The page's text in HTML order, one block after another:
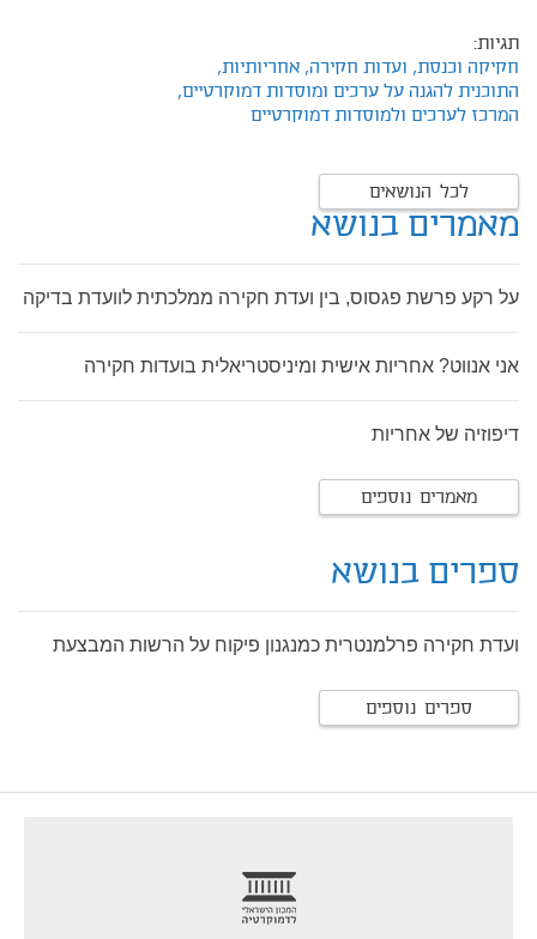
תגיות:
חקיקה וכנסת, ועדות חקירה, אחריותיות,
התוכנית להגנה על ערכים ומוסדות דמוקרטיים,
המרכז לערכים ולמוסדות דמוקרטיים
לכל הנושאים
מאמרים בנושא
על רקע פרשת פגסוס, בין ועדת חקירה ממלכתית לוועדת בדיקה
אני אנווט? אחריות אישית ומיניסטריאלית בועדות חקירה
דיפוזיה של אחריות
מאמרים נוספים
ספרים בנושא
ועדת חקירה פרלמנטרית כמנגנון פיקוח על הרשות המבצעת
ספרים נוספים